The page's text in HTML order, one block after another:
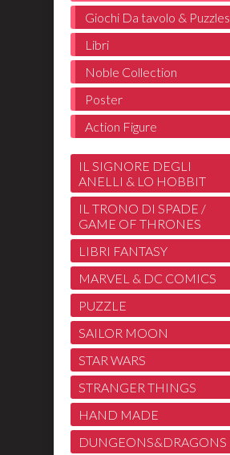
Giochi Da tavolo & Puzzles
Libri
Noble Collection
Poster
Action Figure
IL SIGNORE DEGLI
ANELLI & LO HOBBIT
IL TRONO DI SPADE /
GAME OF THRONES
LIBRI FANTASY
MARVEL & DC COMICS
PUZZLE
SAILOR MOON
STAR WARS
STRANGER THINGS
HAND MADE
DUNGEONS&DRAGONS